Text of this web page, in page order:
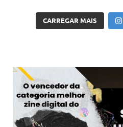
CARREGAR MAIS